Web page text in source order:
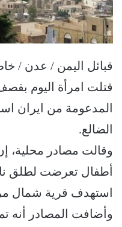
قبائل اليمن / عدن /
قتلت امرأة اليوم
المدعومة من ايران
الضالع.
وقالت مصادر محلية،
أطفال تعرضت لطلق
استهدف قرية شمال
وأضافت المصادر أنه